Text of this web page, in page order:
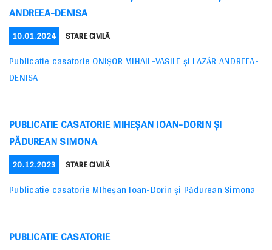
ANDREEA-DENISA
POSTED
ON
10.01.2024 CATEGORIES
STARE CIVILĂ
Publicatie casatorie ONIŞOR MIHAIL-VASILE şi LAZĂR ANDREEA-
DENISA
PUBLICATIE CASATORIE MIHEȘAN IOAN-DORIN ȘI
PĂDUREAN SIMONA
POSTED
ON
20.12.2023 CATEGORIES
STARE CIVILĂ
Publicatie casatorie MIheșan Ioan-Dorin și Pădurean Simona
PUBLICATIE CASATORIE